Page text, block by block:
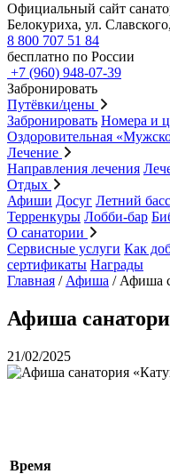
Официальный сайт
Белокуриха, ул.
8 800 707 51 84
бесплатно по России
+7 (960) 948-07-39
Забронировать
Путёвки/цены
Забронировать Номера и
Оздоровительная
Лечение
Направления лечения
Отдых
Афиши Досуг Летний
Терренкуры Лобби-бар
О санатории
Сервисные услуги Как
сертификаты Награды
Главная / Афиша / Афиша
Афиша
21/02/2025
Время